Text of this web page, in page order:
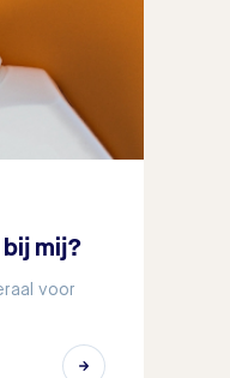
mij?
voor